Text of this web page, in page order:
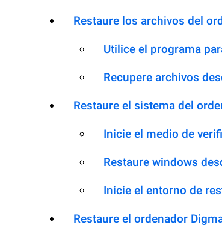
Restaure los archivos del
Utilice el programa
Recupere archivos
Restaure el sistema del
Inicie el medio de
Restaure windows
Inicie el entorno de
Restaure el ordenador